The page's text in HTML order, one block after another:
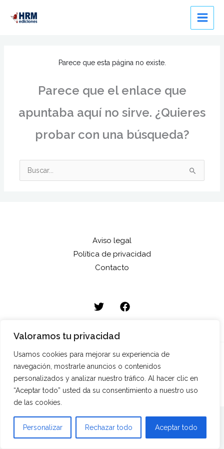
Valoramos tu privacidad
Usamos cookies para mejorar su experiencia de
navegación, mostrarle anuncios o contenidos
personalizados y analizar nuestro tráfico. Al hacer clic en
“Aceptar todo” usted da su consentimiento a nuestro uso
de las cookies.
Personalizar Rechazar todo Aceptar todo
Parece que esta página no existe.
Parece que el enlace que
apuntaba aquí no sirve. ¿Quieres
probar con una búsqueda?
Buscar
Aviso legal
Política de privacidad
Contacto
Copyright © 2026 HRM Ediciones